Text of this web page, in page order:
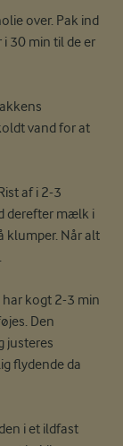
over. Pak ind
i 30 min til de er
vand for at
af i 2-3
derefter mælk i
klumper. Når alt
har kogt 2-3 min
Den
justeres
flydende da
i et ildfast